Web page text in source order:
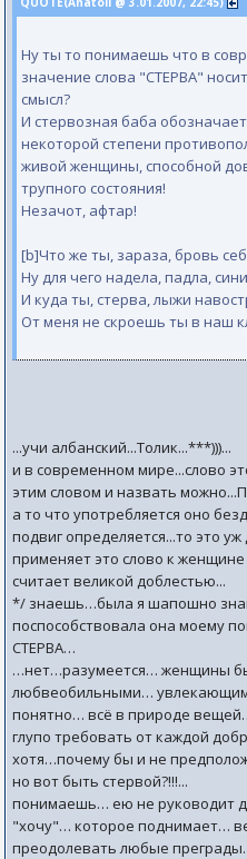
Ну ты то понимаешь что в
значение слова "СТЕРВА"
смысл?
И стервозная баба
некоторой степени
живой женщины, способной
трупного состояния!
Незачот, афтар!
[b]Что же ты, зараза, бровь
Ну для чего надела, падла,
И куда ты, стерва, лыжи
От меня не скроешь ты в наш
...учи албанский...Толик...***)))...
и в современном мире...слово
этим словом и назвать
а то что употребляется оно
подвиг определяется...то это уж
применяет это слово к женщине
считает великой доблестью...
*/ знаешь…была я шапошно
поспособствовала она моему
СТЕРВА…
…нет…разумеется… женщины
любвеобильными…
понятно… всё в природе
глупо требовать от каждой
хотя…почему бы и не
но вот быть стервой?!!!...
понимаешь… ею не руководит
"хочу"… которое поднимает…
преодолевать любые